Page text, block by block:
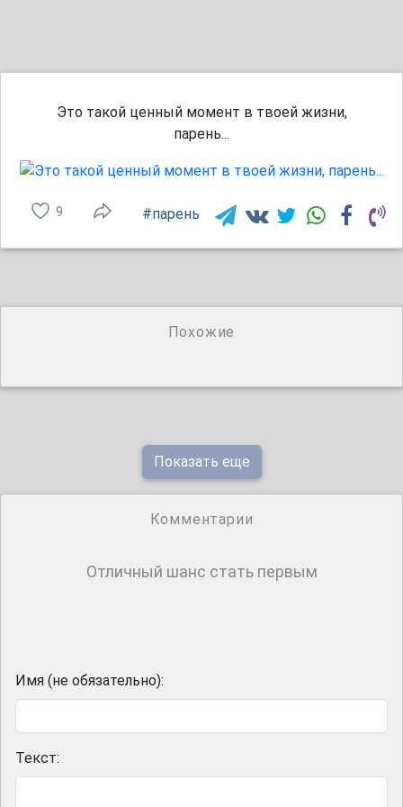
Это такой ценный момент в твоей жизни,
парень...
9 #парень
Похожие
Показать еще
Комментарии
Отличный шанс стать первым
Имя (не обязательно):
Текст: